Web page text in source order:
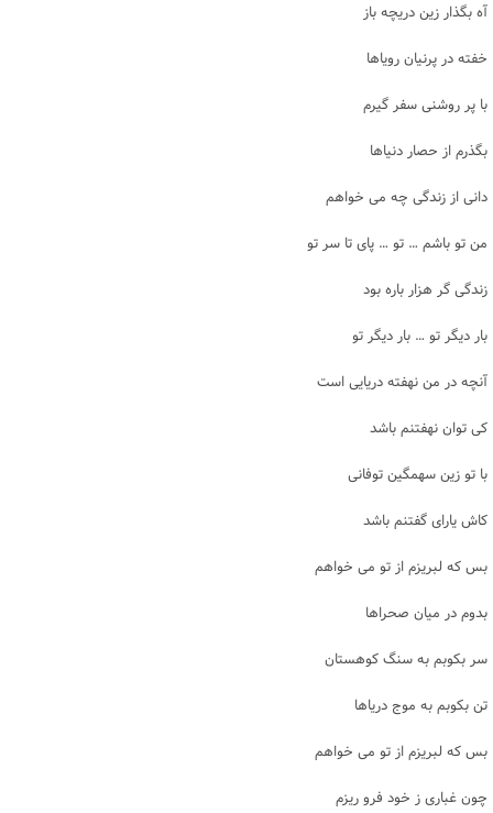
آه بگذار زین دریچه باز
خفته در پرنیان رویاها
با پر روشنی سفر گیرم
بگذرم از حصار دنیاها
دانی از زندگی چه می خواهم
من تو باشم … تو … پای تا سر تو
زندگی گر هزار باره بود
بار دیگر تو … بار دیگر تو
آنچه در من نهفته دریایی است
کی توان نهفتنم باشد
با تو زین سهمگین توفانی
کاش یارای گفتنم باشد
بس که لبریزم از تو می خواهم
بدوم در میان صحراها
سر بکوبم به سنگ کوهستان
تن بکوبم به موج دریاها
بس که لبریزم از تو می خواهم
چون غباری ز خود فرو ریزم